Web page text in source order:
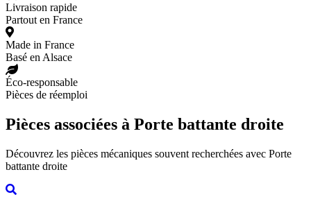
Livraison rapide
Partout en France
Made in France
Basé en Alsace
Éco-responsable
Pièces de réemploi
Pièces associées à Porte battante droite
Découvrez les pièces mécaniques souvent recherchées avec Porte
battante droite